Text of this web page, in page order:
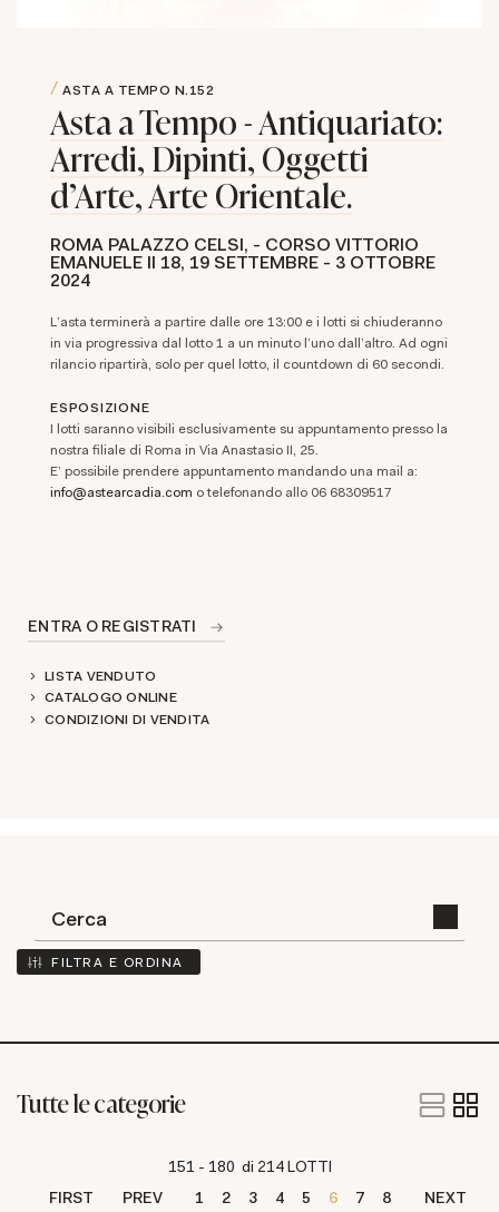
ASTA A TEMPO N.152
Asta a Tempo - Antiquariato:
Arredi, Dipinti, Oggetti
d'Arte, Arte Orientale.
ROMA PALAZZO CELSI, - CORSO VITTORIO
EMANUELE II 18, 19 SETTEMBRE - 3 OTTOBRE
2024
L'asta terminerà a partire dalle ore 13:00 e i lotti si chiuderanno
in via progressiva dal lotto 1 a un minuto l'uno dall'altro. Ad ogni
rilancio ripartirà, solo per quel lotto, il countdown di 60 secondi.
ESPOSIZIONE
I lotti saranno visibili esclusivamente su appuntamento presso la
nostra filiale di Roma in Via Anastasio II, 25.
E' possibile prendere appuntamento mandando una mail a:
info@astearcadia.com o telefonando allo 06 68309517
ENTRA O REGISTRATI
LISTA VENDUTO
CATALOGO ONLINE
CONDIZIONI DI VENDITA
FILTRA E ORDINA
Tutte le categorie
151 - 180 di 214 LOTTI
FIRST
PREV 1 2 3 4 5 6 7 8
NEXT